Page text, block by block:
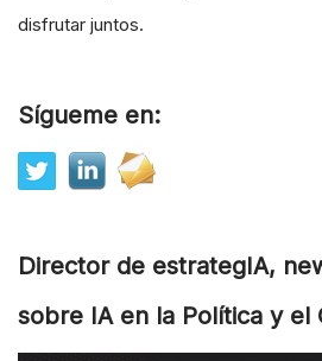
disfrutar juntos.
Sígueme en:
Director de estrategIA,
sobre IA en la Política y el